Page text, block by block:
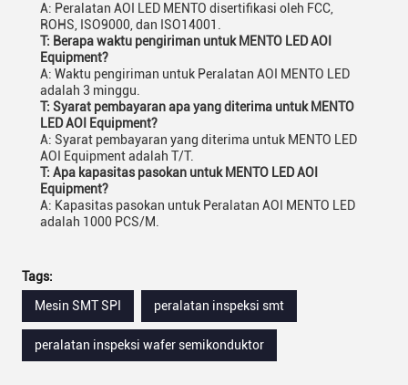
A: Peralatan AOI LED MENTO disertifikasi oleh FCC,
ROHS, ISO9000, dan ISO14001.
T: Berapa waktu pengiriman untuk MENTO LED AOI
Equipment?
A: Waktu pengiriman untuk Peralatan AOI MENTO LED
adalah 3 minggu.
T: Syarat pembayaran apa yang diterima untuk MENTO
LED AOI Equipment?
A: Syarat pembayaran yang diterima untuk MENTO LED
AOI Equipment adalah T/T.
T: Apa kapasitas pasokan untuk MENTO LED AOI
Equipment?
A: Kapasitas pasokan untuk Peralatan AOI MENTO LED
adalah 1000 PCS/M.
Tags:
Mesin SMT SPI
peralatan inspeksi smt
peralatan inspeksi wafer semikonduktor